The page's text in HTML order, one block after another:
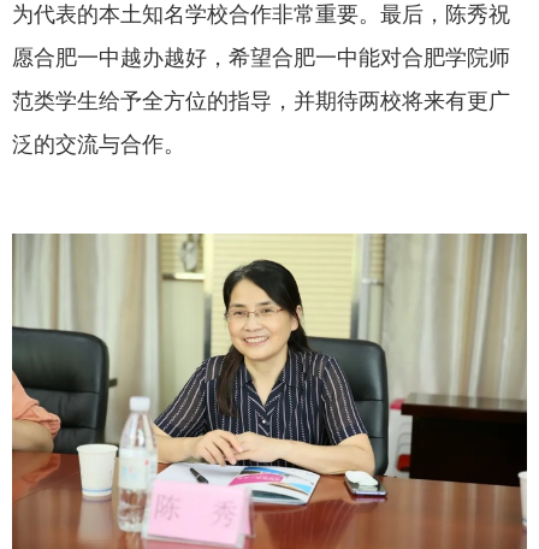
为代表的本土知名学校合作非常重要。最后，陈秀祝
愿合肥一中越办越好，希望合肥一中能对合肥学院师
范类学生给予全方位的指导，并期待两校将来有更广
泛的交流与合作。